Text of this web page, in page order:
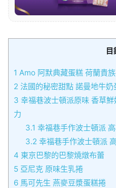
1 Amo 阿默典藏蛋糕 荷蘭貴
2 法國的秘密甜點 諾曼地牛奶
3 幸福巷波士頓派原味 香草
力
3.1 幸福巷手作波士頓派
3.2 幸福巷手作波士頓派
4 東京巴黎的巴黎燒燉布蕾
5 亞尼克 原味生乳捲
6 馬可先生 燕麥豆漿蛋糕捲